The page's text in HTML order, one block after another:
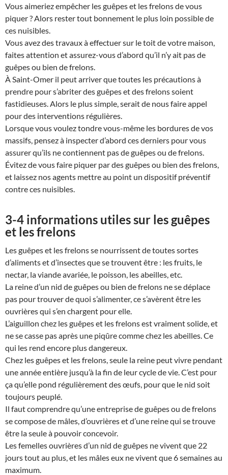
Vous aimeriez empêcher les guêpes et les frelons de vous
piquer ? Alors rester tout bonnement le plus loin possible de
ces nuisibles.
Vous avez des travaux à effectuer sur le toit de votre maison,
faites attention et assurez-vous d’abord qu’il n’y ait pas de
guêpes ou bien de frelons.
À Saint-Omer il peut arriver que toutes les précautions à
prendre pour s’abriter des guêpes et des frelons soient
fastidieuses. Alors le plus simple, serait de nous faire appel
pour des interventions régulières.
Lorsque vous voulez tondre vous-même les bordures de vos
massifs, pensez à inspecter d’abord ces derniers pour vous
assurer qu’ils ne contiennent pas de guêpes ou de frelons.
Évitez de vous faire piquer par des guêpes ou bien des frelons,
et laissez nos agents mettre au point un dispositif préventif
contre ces nuisibles.
3-4 informations utiles sur les guêpes
et les frelons
Les guêpes et les frelons se nourrissent de toutes sortes
d’aliments et d’insectes que se trouvent être : les fruits, le
nectar, la viande avariée, le poisson, les abeilles, etc.
La reine d’un nid de guêpes ou bien de frelons ne se déplace
pas pour trouver de quoi s’alimenter, ce s’avèrent être les
ouvrières qui s’en chargent pour elle.
L’aiguillon chez les guêpes et les frelons est vraiment solide, et
ne se casse pas après une piqûre comme chez les abeilles. Ce
qui les rend encore plus dangereux.
Chez les guêpes et les frelons, seule la reine peut vivre pendant
une année entière jusqu’à la fin de leur cycle de vie. C’est pour
ça qu’elle pond régulièrement des œufs, pour que le nid soit
toujours peuplé.
Il faut comprendre qu’une entreprise de guêpes ou de frelons
se compose de mâles, d’ouvrières et d’une reine qui se trouve
être la seule à pouvoir concevoir.
Les femelles ouvrières d’un nid de guêpes ne vivent que 22
jours tout au plus, et les mâles eux ne vivent que 6 semaines au
maximum.